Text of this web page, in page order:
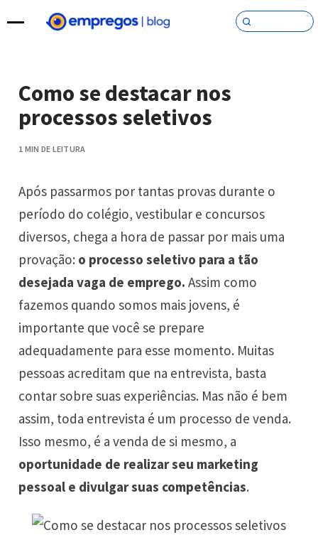
Pular para o conteúdo
Como se destacar nos
processos seletivos
1 MIN DE LEITURA
Após passarmos por tantas provas durante o
período do colégio, vestibular e concursos
diversos, chega a hora de passar por mais uma
provação: o processo seletivo para a tão
desejada vaga de emprego. Assim como
fazemos quando somos mais jovens, é
importante que você se prepare
adequadamente para esse momento. Muitas
pessoas acreditam que na entrevista, basta
contar sobre suas experiências. Mas não é bem
assim, toda entrevista é um processo de venda.
Isso mesmo, é a venda de si mesmo, a
oportunidade de realizar seu marketing
pessoal e divulgar suas competências.